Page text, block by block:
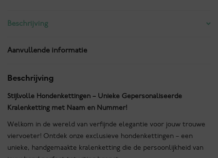
Beschrijving
Aanvullende informatie
Beschrijving
Stijlvolle Hondenkettingen – Unieke Gepersonaliseerde
Kralenketting met Naam en Nummer!
Welkom in de wereld van verfijnde elegantie voor jouw trouwe
viervoeter! Ontdek onze exclusieve hondenkettingen – een
unieke, handgemaakte kralenketting die de persoonlijkheid van